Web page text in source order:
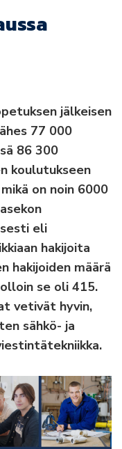
jälkeisen
77 000
86 300
koulutukseen
on noin 6000
eli
hakijoita
hakijoiden määrä
se oli 415.
vetivät hyvin,
sähkö- ja